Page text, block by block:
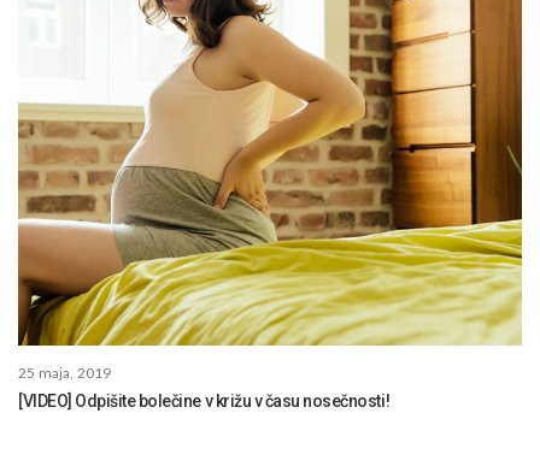
25 maja, 2019
[VIDEO] Odpišite bolečine v križu v času nosečnosti!